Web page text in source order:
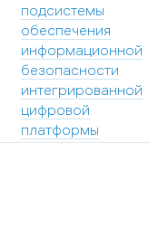
подсистемы
обеспечения
информационной
безопасности
интегрированной
цифровой
платформы